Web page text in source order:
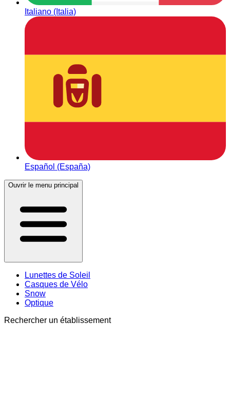
Italiano (Italia)
Español (España)
Ouvrir le menu principal
Lunettes de Soleil
Casques de Vélo
Snow
Optique
Rechercher un établissement